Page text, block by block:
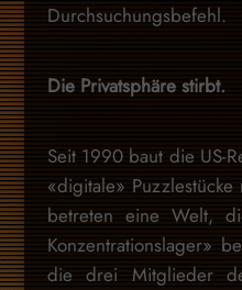
Durchsuchungsbefehl.
Die Privatsphäre stirbt.
Seit 1990 baut die US-
«digitale»
betreten eine Welt,
Konzentrationslager»
die drei Mitglieder